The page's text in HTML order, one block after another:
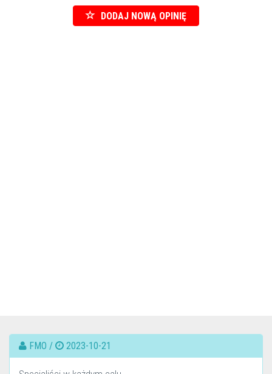
DODAJ NOWĄ OPINIĘ
FMO / 2023-10-21